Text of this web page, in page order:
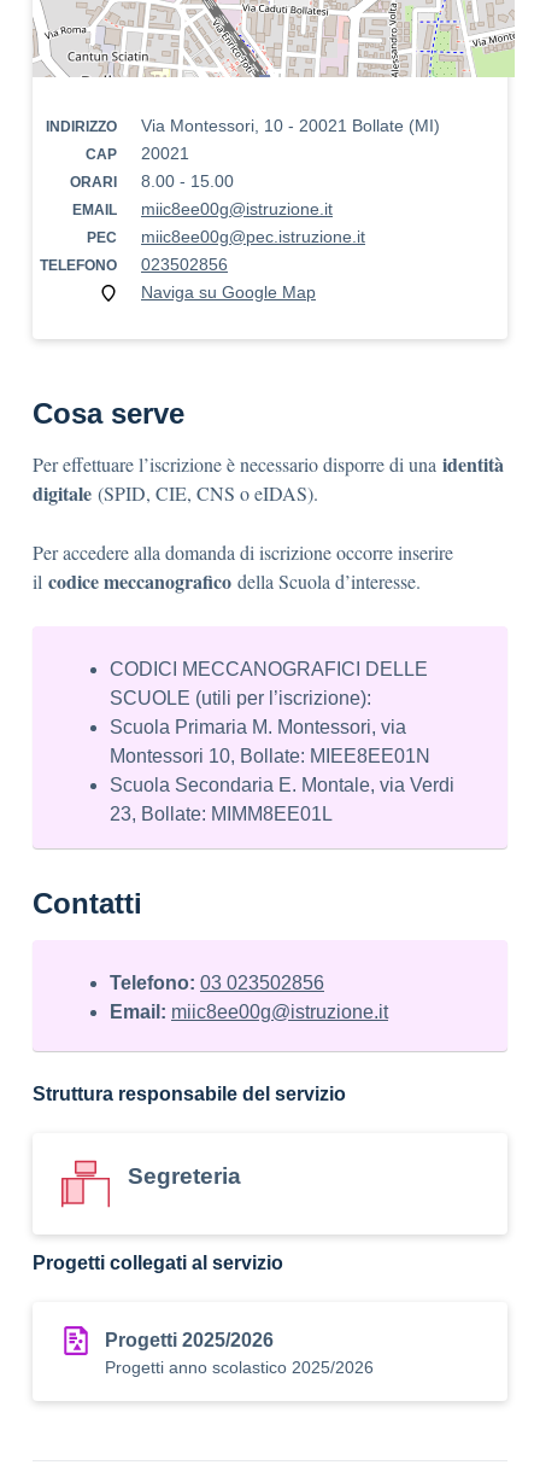
INDIRIZZO Via Montessori, 10 - 20021 Bollate (MI)
CAP 20021
ORARI 8.00 - 15.00
EMAIL miic8ee00g@istruzione.it
PEC miic8ee00g@pec.istruzione.it
TELEFONO
023502856
Naviga su Google Map
Cosa serve
Per effettuare l’iscrizione è necessario disporre di una identità
digitale (SPID, CIE, CNS o eIDAS).
Per accedere alla domanda di iscrizione occorre inserire
il codice meccanografico della Scuola d’interesse.
CODICI MECCANOGRAFICI DELLE
SCUOLE (utili per l’iscrizione):
Scuola Primaria M. Montessori, via
Montessori 10, Bollate: MIEE8EE01N
Scuola Secondaria E. Montale, via Verdi
23, Bollate: MIMM8EE01L
Contatti
Telefono: 03 023502856
Email: miic8ee00g@istruzione.it
Struttura responsabile del servizio
Segreteria
Progetti collegati al servizio
Progetti 2025/2026
Progetti anno scolastico 2025/2026